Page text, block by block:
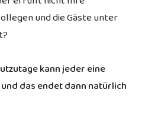
und die Gäste unter
kann jeder eine
das endet dann natürlich